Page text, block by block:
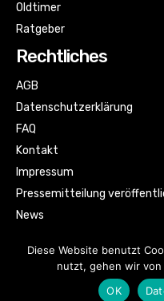
Oldtimer
Ratgeber
Rechtliches
AGB
Datenschutzerklärung
FAQ
Kontakt
Impressum
Pressemitteilung
News
Diese Website benutzt
nutzt, gehen wir von
OK